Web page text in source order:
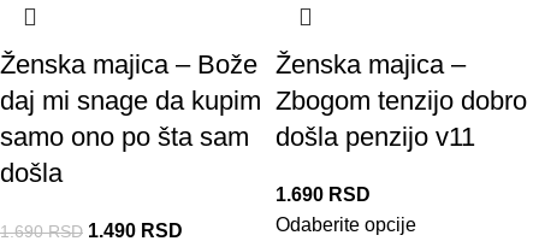
Ženska majica – Bože
daj mi snage da kupim
samo ono po šta sam
došla
1.690RSD 1.490 RSD
Ženska majica –
Zbogom tenzijo dobro
došla penzijo v11
1.690 RSD
Odaberite opcije